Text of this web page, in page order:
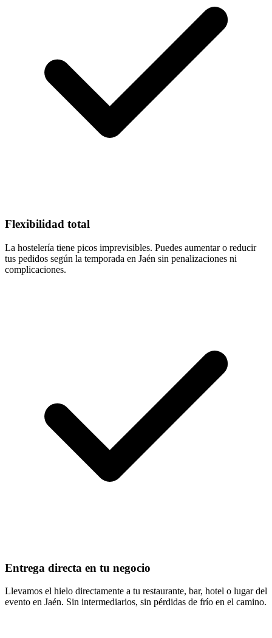
Flexibilidad total
La hostelería tiene picos imprevisibles. Puedes aumentar o reducir
tus pedidos según la temporada en Jaén sin penalizaciones ni
complicaciones.
Entrega directa en tu negocio
Llevamos el hielo directamente a tu restaurante, bar, hotel o lugar del
evento en Jaén. Sin intermediarios, sin pérdidas de frío en el camino.